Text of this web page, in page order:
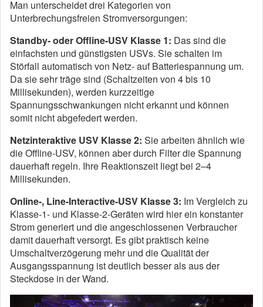
Man unterscheidet drei Kategorien von
Unterbrechungsfreien Stromversorgungen:
Standby- oder Offline-USV Klasse 1: Das sind die
einfachsten und günstigsten USVs. Sie schalten im
Störfall automatisch von Netz- auf Batteriespannung um.
Da sie sehr träge sind (Schaltzeiten von 4 bis 10
Millisekunden), werden kurzzeitige
Spannungsschwankungen nicht erkannt und können
somit nicht abgefedert werden.
Netzinteraktive USV Klasse 2: Sie arbeiten ähnlich wie
die Offline-USV, können aber durch Filter die Spannung
dauerhaft regeln. Ihre Reaktionszeit liegt bei 2–4
Millisekunden.
Online-, Line-Interactive-USV Klasse 3: Im Vergleich zu
Klasse-1- und Klasse-2-Geräten wird hier ein konstanter
Strom generiert und die angeschlossenen Verbraucher
damit dauerhaft versorgt. Es gibt praktisch keine
Umschaltverzögerung mehr und die Qualität der
Ausgangsspannung ist deutlich besser als aus der
Steckdose in der Wand.